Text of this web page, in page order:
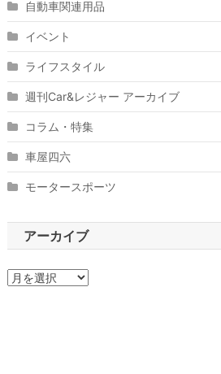
自動車関連用品
イベント
ライフスタイル
週刊Car&レジャー アーカイブ
コラム・特集
車屋四六
モータースポーツ
アーカイブ
ア